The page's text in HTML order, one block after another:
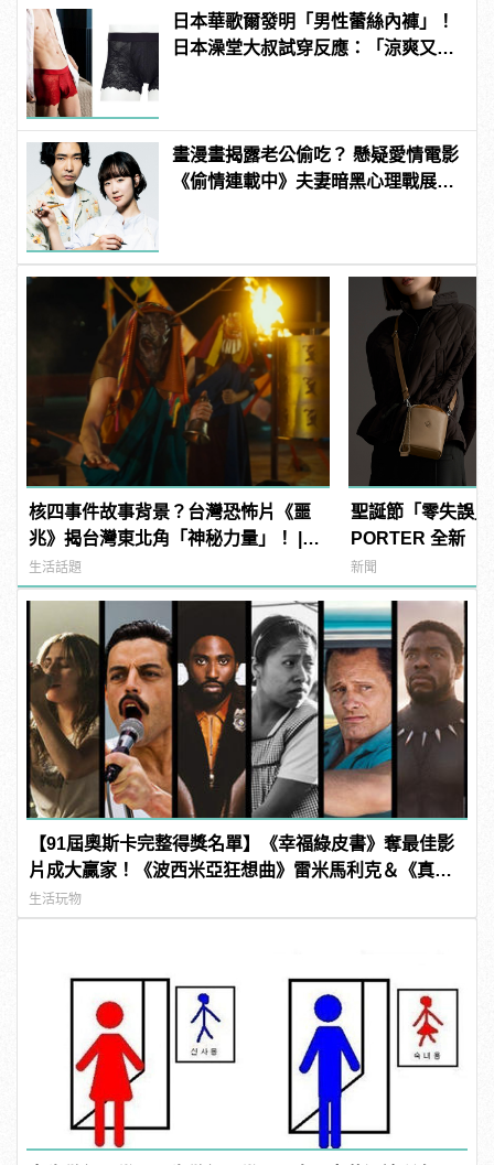
日本華歌爾發明「男性蕾絲內褲」！
日本澡堂大叔試穿反應：「涼爽又透
畫漫畫揭露老公偷吃？ 懸疑愛情電影
《偷情連載中》夫妻暗黑心理戰展
核四事件故事背景？台灣恐怖片《噩
兆》揭台灣東北角「神秘力量」！ |
manfashion這樣變型男
生活話題
聖誕節「零失誤
PORTER 全新「
款好看又實用！
新聞
【91屆奧斯卡完整得獎名單】《幸福綠皮書》奪最佳影
片成大贏家！《波西米亞狂想曲》雷米馬利克＆《真
寵》奧莉薇亞柯爾曼封影帝影后！
生活玩物